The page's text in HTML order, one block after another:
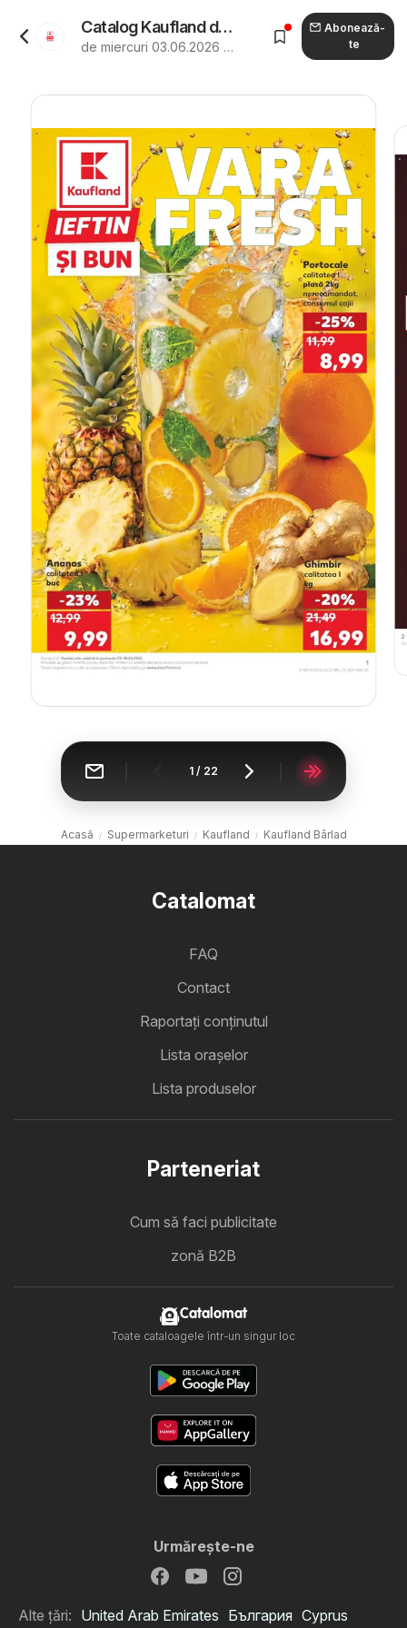
Catalog Kaufland de la 03.06.2026 - Revista "Kaufland Bârlad"
de miercuri 03.06.2026 până marți 09.06.2026
Abonează-
te
1 / 22
Acasă Supermarketuri Kaufland Kaufland Bârlad
Catalomat
FAQ
Contact
Raportați conținutul
Lista oraşelor
Lista produselor
Parteneriat
Cum să faci publicitate
zonă B2B
Catalomat
Toate cataloagele într-un singur loc
Urmăreşte-ne
Alte țări: United Arab Emirates България Cyprus